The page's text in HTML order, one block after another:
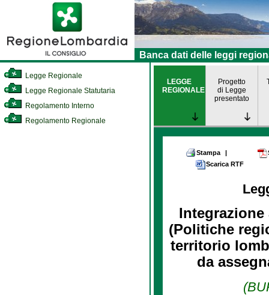
Banca dati delle leggi
Legge Regionale
Legge Regionale Statutaria
Regolamento Interno
Regolamento Regionale
LEGGE
REGIONALE
Progetto
di Legge
presentato
Stampa |
Scarica RTF
(Politiche
territorio
da